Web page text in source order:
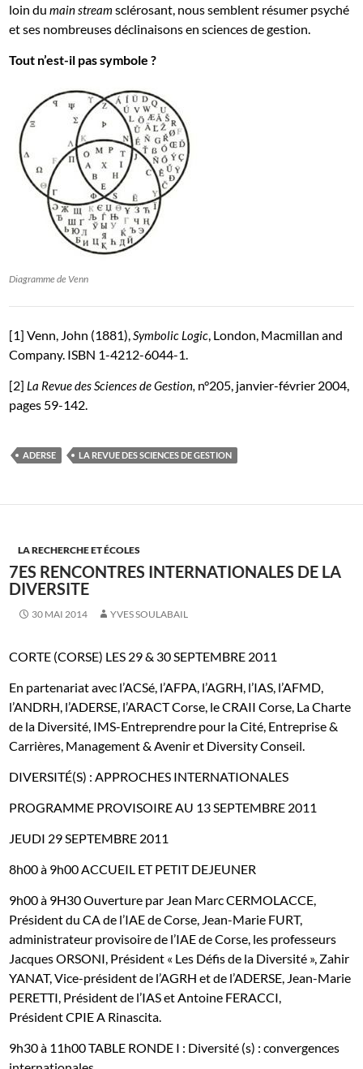
loin dumain stream sclérosant, nous semblent résumer psyché
et ses nombreuses déclinaisons en sciences de gestion.
Tout n’est-il pas symbole ?
Diagramme de Venn
[1] Venn, John (1881),Symbolic Logic, London, Macmillan and
Company. ISBN 1-4212-6044-1.
[2] La Revue des Sciences de Gestion, n°205, janvier-février 2004,
pages 59-142.
ADERSE LA REVUE DES SCIENCES DE GESTION
LA RECHERCHE ET ÉCOLES
7ES RENCONTRES INTERNATIONALES DE LA
DIVERSITE
30 MAI 2014 YVES SOULABAIL
CORTE (CORSE) LES 29 & 30SEPTEMBRE 2011
En partenariat avec l’ACSé, l’AFPA, l’AGRH, l’IAS, l’AFMD,
l’ANDRH, l’ADERSE, l’ARACT Corse, le CRAII Corse, La Charte
de la Diversité, IMS-Entreprendre pour la Cité, Entreprise &
Carrières, Management & Avenir et Diversity Conseil.
DIVERSITÉ(S) : APPROCHES INTERNATIONALES
PROGRAMME PROVISOIRE AU 13 SEPTEMBRE 2011
JEUDI 29 SEPTEMBRE 2011
8h00 à 9h00ACCUEIL ETPETIT DEJEUNER
9h00 à 9H30Ouverture par Jean Marc CERMOLACCE,
Président du CA de l’IAE de Corse, Jean-Marie FURT,
administrateur provisoire de l’IAE de Corse, les professeurs
Jacques ORSONI, Président « Les Défis de la Diversité », Zahir
YANAT, Vice-président de l’AGRH et de l’ADERSE, Jean-Marie
PERETTI, Président de l’IAS et Antoine FERACCI,
Président CPIE A Rinascita.
9h30 à 11h00TABLE RONDE I : Diversité (s) : convergences